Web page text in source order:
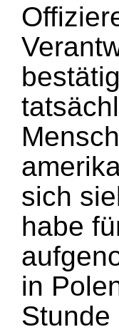
sich
habe
in